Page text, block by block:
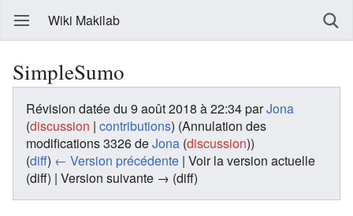
Wiki Makilab
SimpleSumo
Révision datée du 9 août 2018 à 22:34 parJona
(discussion | contributions) (Annulation des
modifications 3326 deJona (discussion))
(diff) ← Version précédente | Voir la version actuelle
(diff) | Version suivante → (diff)